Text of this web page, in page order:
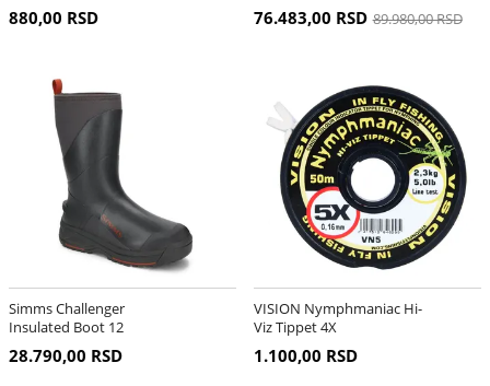
880,00 RSD 76.483,00 RSD 89.980,00 RSD
Simms Challenger
Insulated Boot 12
28.790,00 RSD
VISION Nymphmaniac Hi-
Viz Tippet 4X
1.100,00 RSD